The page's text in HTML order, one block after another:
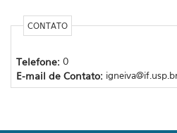
CONTATO
Telefone: 0
E-mail de Contato: